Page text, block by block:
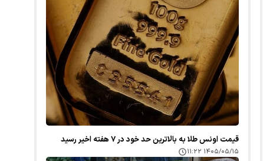
قیمت اونس طلا به بالاترین حد خود در ۷ هفته اخیر رسید
۱۴۰۵/۰۵/۱۵ ۱۱:۲۲